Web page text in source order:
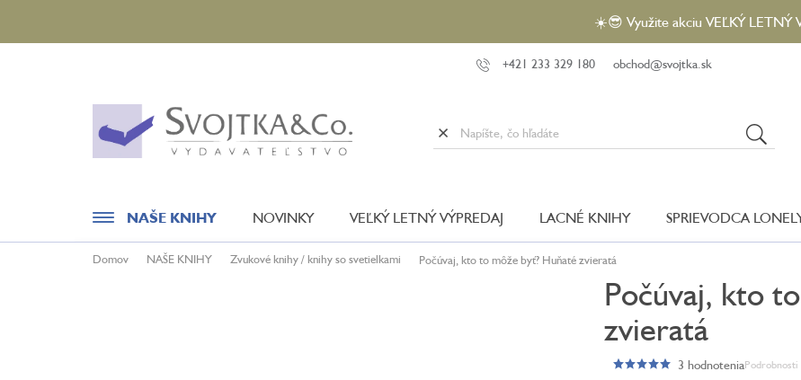
obsah
☀️😎 Využite akciu VEĽKÝ LETNÝ
+421 233 329 180 obchod@svojtka.sk
NAŠE KNIHY NOVINKY VEĽKÝ LETNÝ VÝPREDAJ LACNÉ KNIHY SPRIEVODCA
Domov NAŠE KNIHY Zvukové knihy / knihy so svetielkami Počúvaj, kto to môže byť? Huňaté zvieratá
Počúvaj, kto
zvieratá
Priemerné
3 hodnotenia